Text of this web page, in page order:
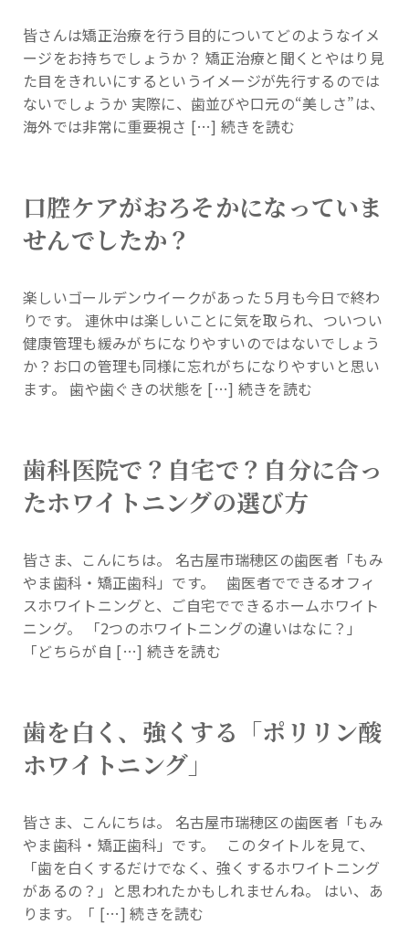
皆さんは矯正治療を行う目的についてどのようなイメ
ージをお持ちでしょうか？ 矯正治療と聞くとやはり見
た目をきれいにするというイメージが先行するのでは
ないでしょうか 実際に、歯並びや口元の“美しさ”は、
海外では非常に重要視さ […]続きを読む
口腔ケアがおろそかになっていま
せんでしたか？
楽しいゴールデンウイークがあった５月も今日で終わ
りです。 連休中は楽しいことに気を取られ、ついつい
健康管理も緩みがちになりやすいのではないでしょう
か？お口の管理も同様に忘れがちになりやすいと思い
ます。 歯や歯ぐきの状態を […] 続きを読む
歯科医院で？自宅で？自分に合っ
たホワイトニングの選び方
皆さま、こんにちは。 名古屋市瑞穂区の歯医者「もみ
やま歯科・矯正歯科」です。 歯医者でできるオフィ
スホワイトニングと、ご自宅でできるホームホワイト
ニング。 「2つのホワイトニングの違いはなに？」
「どちらが自 […] 続きを読む
歯を白く、強くする「ポリリン酸
ホワイトニング」
皆さま、こんにちは。 名古屋市瑞穂区の歯医者「もみ
やま歯科・矯正歯科」です。 このタイトルを見て、
「歯を白くするだけでなく、強くするホワイトニング
があるの？」と思われたかもしれませんね。 はい、あ
ります。「 […]続きを読む